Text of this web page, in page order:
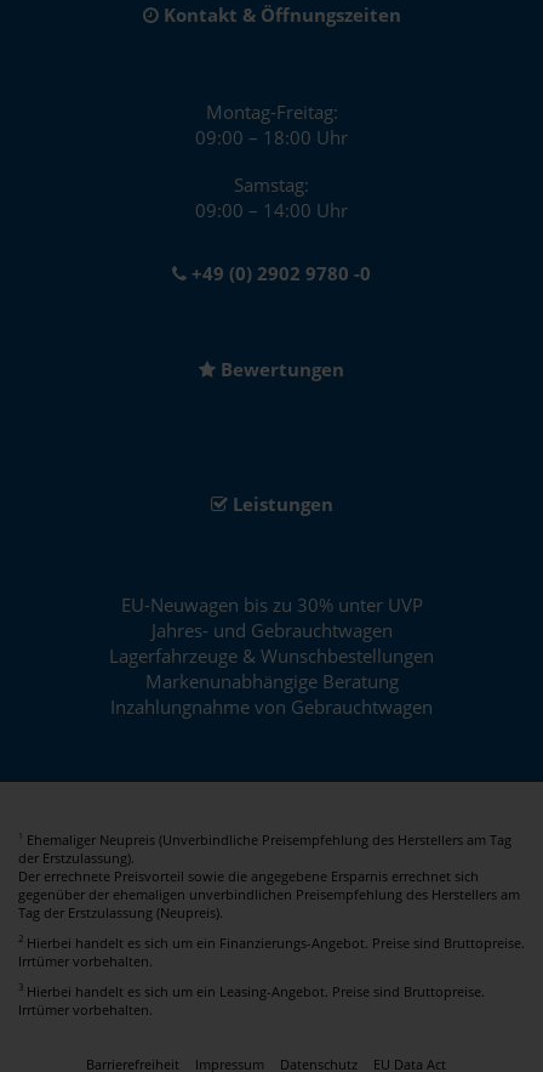
Kontakt & Öffnungszeiten
Montag-Freitag:
09:00 – 18:00 Uhr
Samstag:
09:00 – 14:00 Uhr
+49 (0) 2902 9780 -0
Bewertungen
Leistungen
EU-Neuwagen bis zu 30% unter UVP
Jahres- und Gebrauchtwagen
Lagerfahrzeuge & Wunschbestellungen
Markenunabhängige Beratung
Inzahlungnahme von Gebrauchtwagen
1
Ehemaliger Neupreis (Unverbindliche Preisempfehlung des Herstellers am Tag
der Erstzulassung).
Der errechnete Preisvorteil sowie die angegebene Ersparnis errechnet sich
gegenüber der ehemaligen unverbindlichen Preisempfehlung des Herstellers am
Tag der Erstzulassung (Neupreis).
2 Hierbei handelt es sich um ein Finanzierungs-Angebot. Preise sind Bruttopreise.
Irrtümer vorbehalten.
3 Hierbei handelt es sich um ein Leasing-Angebot. Preise sind Bruttopreise.
Irrtümer vorbehalten.
Barrierefreiheit Impressum Datenschutz EU Data Act